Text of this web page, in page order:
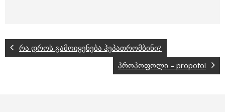
რა დროს გამოიყენება ჰეპათრომბინი?
პროპოფოლი – propofol